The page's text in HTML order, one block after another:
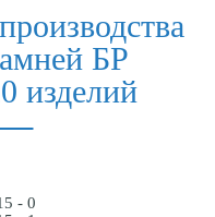
БР
изделий